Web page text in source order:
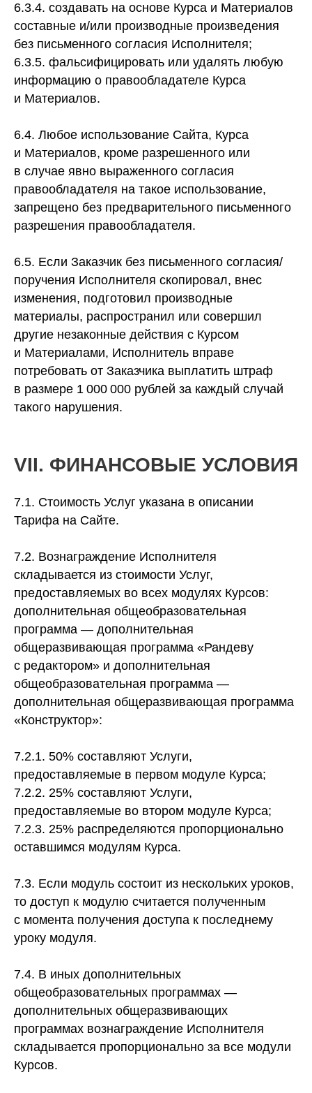
6.3.4. создавать на основе Курса и Материалов
составные и/или производные произведения
без письменного согласия Исполнителя;
6.3.5. фальсифицировать или удалять любую
информацию о правообладателе Курса
и Материалов.
6.4. Любое использование Сайта, Курса
и Материалов, кроме разрешенного или
в случае явно выраженного согласия
правообладателя на такое использование,
запрещено без предварительного письменного
разрешения правообладателя.
6.5. Если Заказчик без письменного согласия/
поручения Исполнителя скопировал, внес
изменения, подготовил производные
материалы, распространил или совершил
другие незаконные действия с Курсом
и Материалами, Исполнитель вправе
потребовать от Заказчика выплатить штраф
в размере 1 000 000 рублей за каждый случай
такого нарушения.
VII. ФИНАНСОВЫЕ УСЛОВИЯ
7.1. Стоимость Услуг указана в описании
Тарифа на Сайте.
7.2. Вознаграждение Исполнителя
складывается из стоимости Услуг,
предоставляемых во всех модулях Курсов:
дополнительная общеобразовательная
программа — дополнительная
общеразвивающая программа «Рандеву
с редактором» и дополнительная
общеобразовательная программа —
дополнительная общеразвивающая программа
«Конструктор»:
7.2.1. 50% составляют Услуги,
предоставляемые в первом модуле Курса;
7.2.2. 25% составляют Услуги,
предоставляемые во втором модуле Курса;
7.2.3. 25% распределяются пропорционально
оставшимся модулям Курса.
7.3. Если модуль состоит из нескольких уроков,
то доступ к модулю считается полученным
с момента получения доступа к последнему
уроку модуля.
7.4. В иных дополнительных
общеобразовательных программах —
дополнительных общеразвивающих
программах вознаграждение Исполнителя
складывается пропорционально за все модули
Курсов.